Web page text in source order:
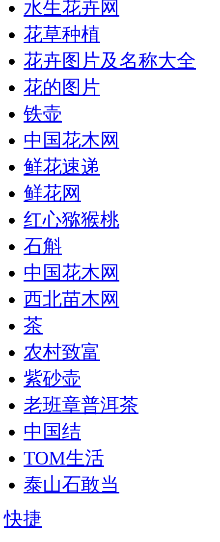
水生花卉网
花草种植
花卉图片及名称大全
花的图片
铁壶
中国花木网
鲜花速递
鲜花网
红心猕猴桃
石斛
中国花木网
西北苗木网
茶
农村致富
紫砂壶
老班章普洱茶
中国结
TOM生活
泰山石敢当
快捷